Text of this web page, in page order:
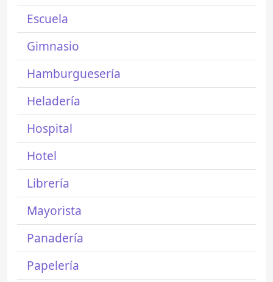
Escuela
Gimnasio
Hamburguesería
Heladería
Hospital
Hotel
Librería
Mayorista
Panadería
Papelería